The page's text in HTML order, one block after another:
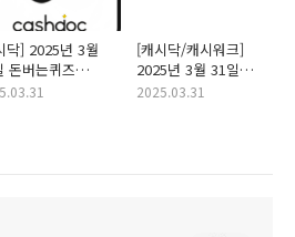
닥] 2025년 3월
돈버는퀴즈
힐 엑소좀" 정답
[캐시닥/캐시워크]
2025년 3월 31일
돈버는퀴즈 "시럽" 정답
2025.03.31